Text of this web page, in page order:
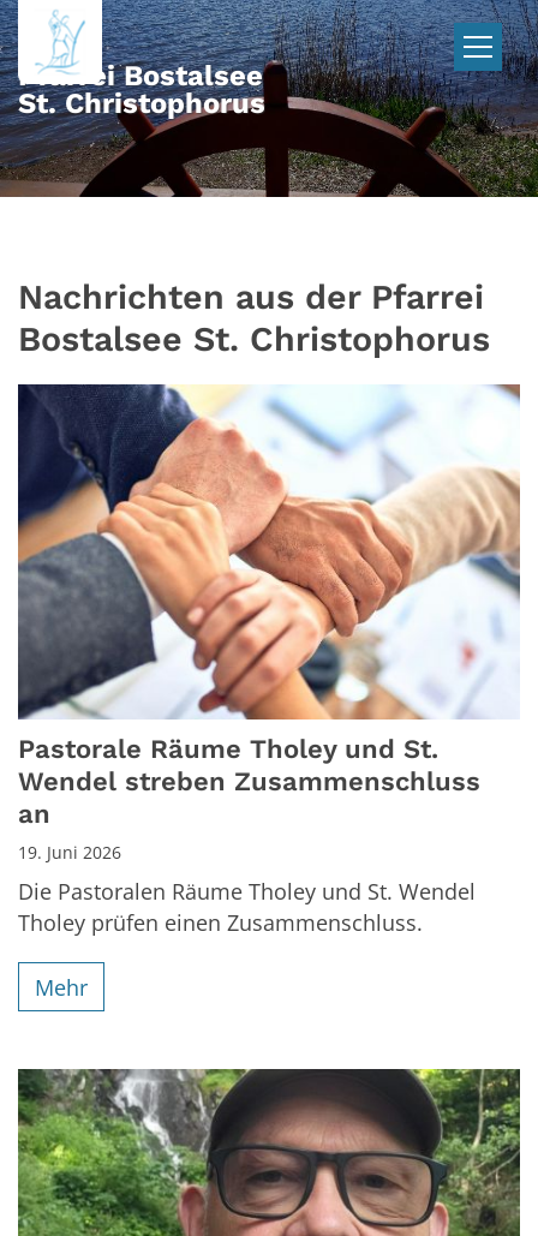
Zum Inhalt springen
Pfarrei Bostalsee
St. Christophorus
Nachrichten aus der Pfarrei
Bostalsee St. Christophorus
Pastorale Räume Tholey und St.
Wendel streben Zusammenschluss
an
19. Juni 2026
Die Pastoralen Räume Tholey und St. Wendel
Tholey prüfen einen Zusammenschluss.
Mehr